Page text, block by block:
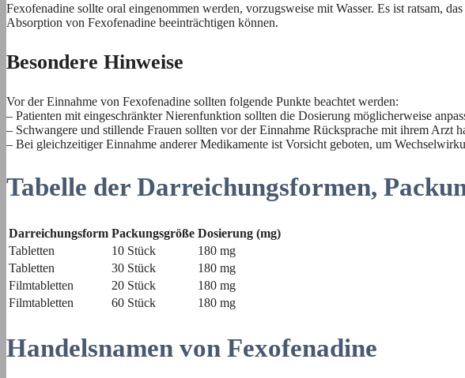
Fexofenadine sollte oral eingenommen werden, vorzugsweise mit Wasser. Es ist ratsam,
Absorption von Fexofenadine beeinträchtigen können.
Besondere Hinweise
Vor der Einnahme von Fexofenadine sollten folgende Punkte beachtet werden:
– Patienten mit eingeschränkter Nierenfunktion sollten die Dosierung möglicherweise
– Schwangere und stillende Frauen sollten vor der Einnahme Rücksprache mit ihrem Arzt
– Bei gleichzeitiger Einnahme anderer Medikamente ist Vorsicht geboten, um
Tabelle der Darreichungsformen,
Darreichungsform Packungsgröße Dosierung (mg)
Tabletten
10 Stück
180 mg
Tabletten
30 Stück
180 mg
Filmtabletten
20 Stück
180 mg
Filmtabletten
60 Stück 180 mg
Handelsnamen von Fexofenadine